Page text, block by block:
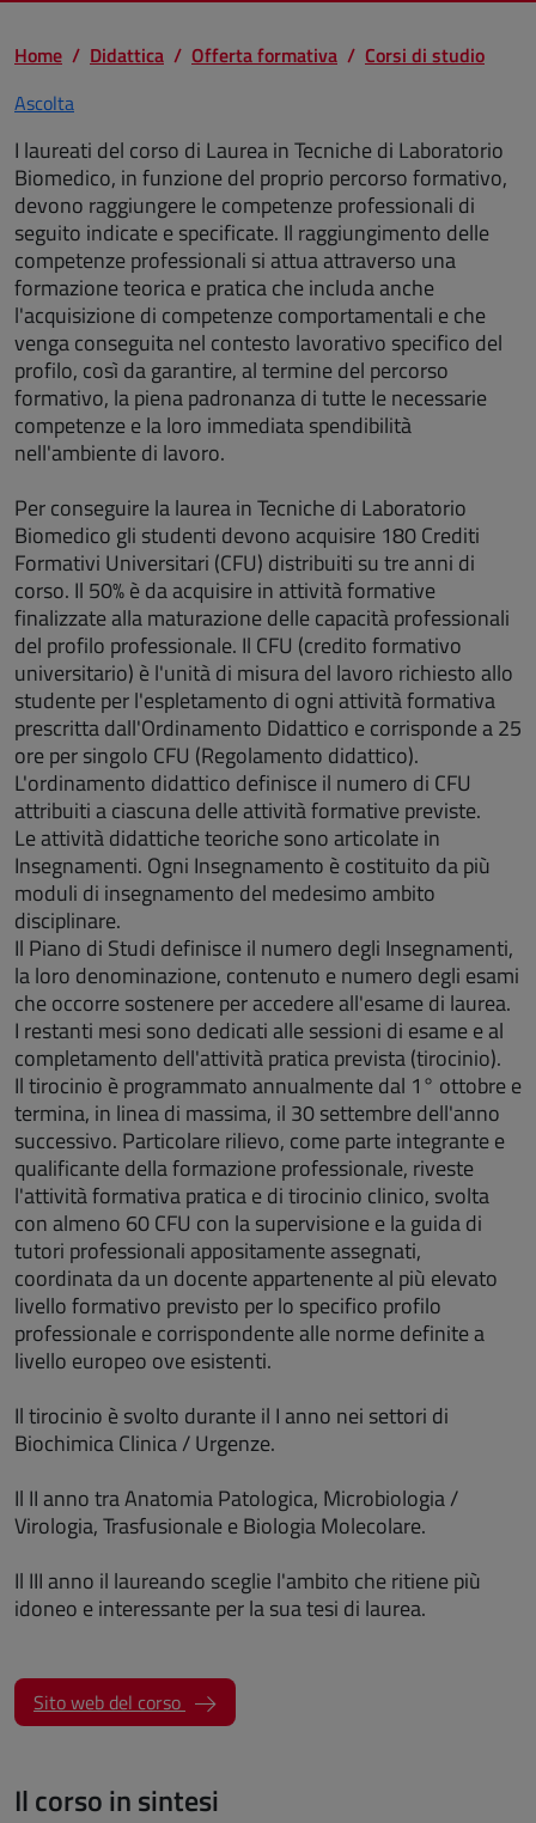
Home Didattica Offerta formativa
Corsi di studio
Ascolta
I laureati del corso di Laurea in Tecniche di Laboratorio
Biomedico, in funzione del proprio percorso formativo,
devono raggiungere le competenze professionali di
seguito indicate e specificate. Il raggiungimento delle
competenze professionali si attua attraverso una
formazione teorica e pratica che includa anche
l'acquisizione di competenze comportamentali e che
venga conseguita nel contesto lavorativo specifico del
profilo, così da garantire, al termine del percorso
formativo, la piena padronanza di tutte le necessarie
competenze e la loro immediata spendibilità
nell'ambiente di lavoro.
Per conseguire la laurea in Tecniche di Laboratorio
Biomedico gli studenti devono acquisire 180 Crediti
Formativi Universitari (CFU) distribuiti su tre anni di
corso. Il 50% è da acquisire in attività formative
finalizzate alla maturazione delle capacità professionali
del profilo professionale. Il CFU (credito formativo
universitario) è l'unità di misura del lavoro richiesto allo
studente per l'espletamento di ogni attività formativa
prescritta dall'Ordinamento Didattico e corrisponde a 25
ore per singolo CFU (Regolamento didattico).
L'ordinamento didattico definisce il numero di CFU
attribuiti a ciascuna delle attività formative previste.
Le attività didattiche teoriche sono articolate in
Insegnamenti. Ogni Insegnamento è costituito da più
moduli di insegnamento del medesimo ambito
disciplinare.
Il Piano di Studi definisce il numero degli Insegnamenti,
la loro denominazione, contenuto e numero degli esami
che occorre sostenere per accedere all'esame di laurea.
I restanti mesi sono dedicati alle sessioni di esame e al
completamento dell'attività pratica prevista (tirocinio).
Il tirocinio è programmato annualmente dal 1° ottobre e
termina, in linea di massima, il 30 settembre dell'anno
successivo. Particolare rilievo, come parte integrante e
qualificante della formazione professionale, riveste
l'attività formativa pratica e di tirocinio clinico, svolta
con almeno 60 CFU con la supervisione e la guida di
tutori professionali appositamente assegnati,
coordinata da un docente appartenente al più elevato
livello formativo previsto per lo specifico profilo
professionale e corrispondente alle norme definite a
livello europeo ove esistenti.
Il tirocinio è svolto durante il I anno nei settori di
Biochimica Clinica / Urgenze.
Il II anno tra Anatomia Patologica, Microbiologia /
Virologia, Trasfusionale e Biologia Molecolare.
Il III anno il laureando sceglie l'ambito che ritiene più
idoneo e interessante per la sua tesi di laurea.
Sito web del corso (apre una nuova finestra)
Il corso in sintesi